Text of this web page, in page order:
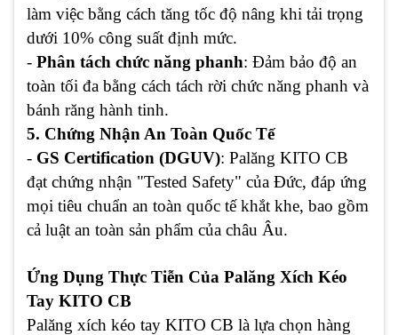
làm việc bằng cách tăng tốc độ nâng khi tải trọng
dưới 10% công suất định mức.
- Phân tách chức năng phanh: Đảm bảo độ an
toàn tối đa bằng cách tách rời chức năng phanh và
bánh răng hành tinh.
5. Chứng Nhận An Toàn Quốc Tế
- GS Certification (DGUV): Palăng KITO CB
đạt chứng nhận "Tested Safety" của Đức, đáp ứng
mọi tiêu chuẩn an toàn quốc tế khắt khe, bao gồm
cả luật an toàn sản phẩm của châu Âu.
Ứng Dụng Thực Tiễn Của Palăng Xích Kéo
Tay KITO CB
Palăng xích kéo tay KITO CB là lựa chọn hàng